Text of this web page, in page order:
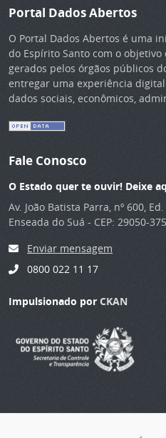
Portal Dados Abertos
O Portal Dados Abertos é uma
do Espírito Santo com o
gerados pelos órgãos públicos
entregar uma experiência
dados sociais, econômicos,
Fale Conosco
O Estado quer te ouvir! Deixe
Av. João Batista Parra, nº 600,
Enseada do Suá - CEP: 29050-
Enviar mensagem
0800 022 11 17
Impulsionado por CKAN